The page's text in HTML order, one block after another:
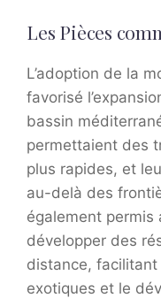
Les Pièces
L’adoption de la
favorisé
bassin
permettaient des
plus rapides, et
au-delà des
également permis
développer des
distance, facilitant
exotiques et le